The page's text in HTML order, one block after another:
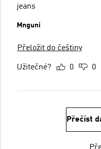
jeans
Mnguni
Přeložit do češtiny
Užitečné? 0 0
Přečíst